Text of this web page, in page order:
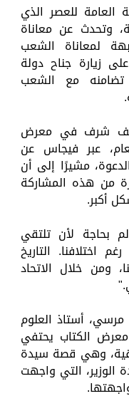
العامة للعصر الذي
وتحدث عن معاناة
لمعاناة الشعب
زيارة جناح دولة
مع الشعب
شرف في معرض
عبر فيجاس عن
مشيرًا إلى أن
من هذه المشاركة
أكبر.
بحاجة لأن تلتقي
اختلافنا. التاريخ
ومن خلال الاتحاد
أستاذ العلوم
معرض الكتاب يحتفي
وهي قصة سيدة
الوزير، التي واجهت